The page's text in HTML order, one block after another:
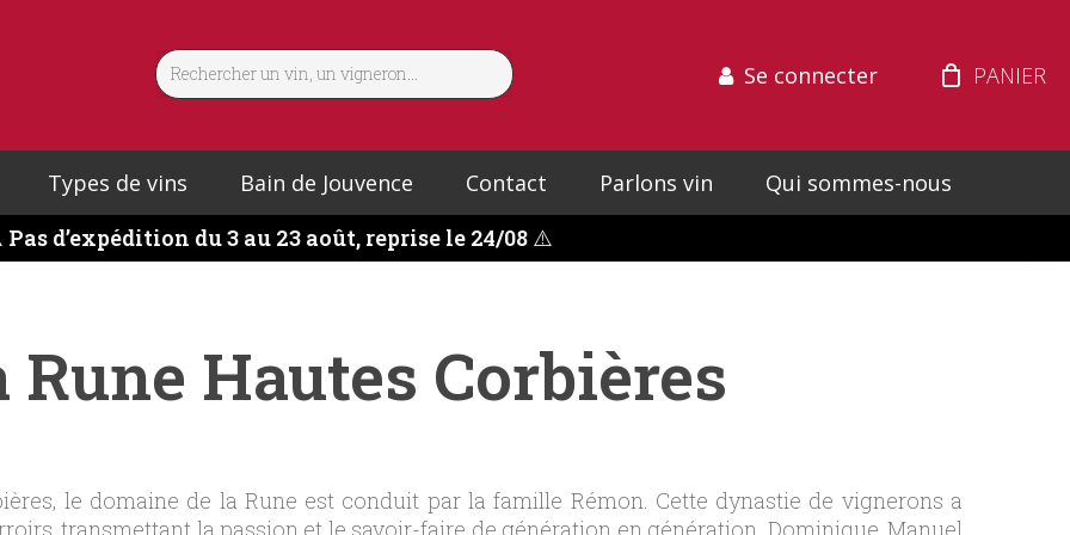
Se connecter
Types de vins Bain de Jouvence Contact Parlons vin
Qui sommes-nous
Pas d’expédition du 3 au 23 août, reprise le 24/08⚠️
Hautes Corbières
le domaine de la Rune est conduit par la famille Rémon. Cette dynastie de vignerons a
transmettant la passion et le savoir-faire de génération en génération. Dominique, Manuel